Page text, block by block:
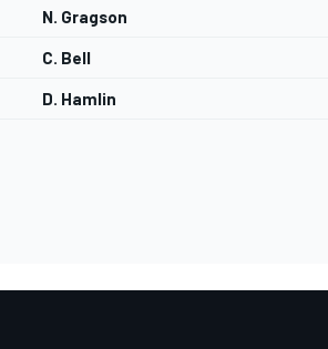
N. Gragson
C. Bell
D. Hamlin